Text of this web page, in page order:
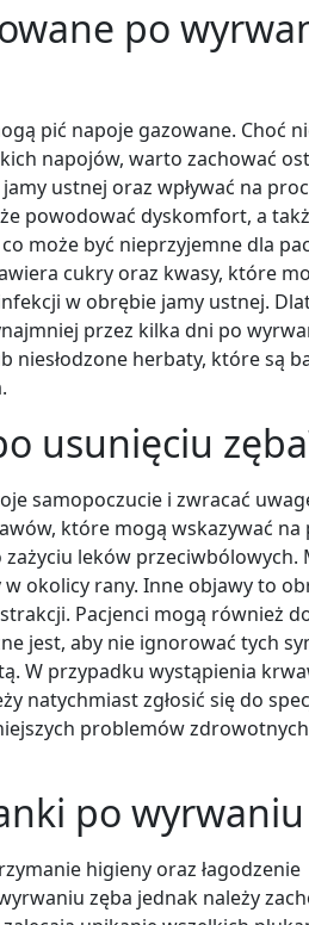
po
pić napoje gazowane. Choć
napojów, warto zachować
ustnej oraz wpływać na
powodować dyskomfort, a
może być nieprzyjemne dla
cukry oraz kwasy, które
w obrębie jamy ustnej.
przez kilka dni po
herbaty, które są
usunięciu
samopoczucie i zwracać
które mogą wskazywać
leków przeciwbólowych.
okolicy rany. Inne objawy to
Pacjenci mogą również
jest, aby nie ignorować tych
W przypadku wystąpienia
natychmiast zgłosić się do
problemów
po
higieny oraz łagodzenie
zęba jednak należy